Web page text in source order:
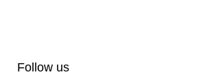
Follow us